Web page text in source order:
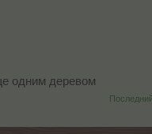
одним деревом